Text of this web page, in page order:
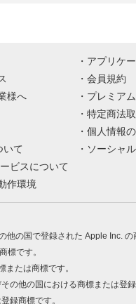
様へ
いて
ビスについて
作環境
アプリケ
会員規約
プレミア
特定商法
個人情報
ソーシャ
の国で登録された Apple Inc. の
標です。
たは商標です。
他の国における商標または登録
録商標です。